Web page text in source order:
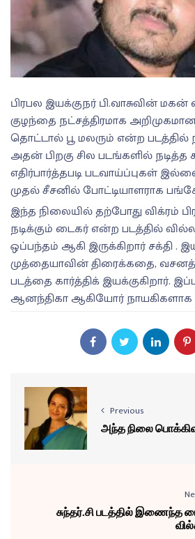
பிரபல இயக்குநர் பி.வாசுவின் மகன்
குழந்தை நட்சத்திரமாக
தொட்டால் பூ மலரும் என்ற படத்தில்
அதன் பிறகு சில படங்களில் நடித்த
எதிர்பார்த்தபடி படவாய்ப்புகள்
முதல் சீசனில் போட்டியாளராக
இந்த நிலையில் தற்போது விக்ரம்
நடிக்கும் டைகர் என்ற படத்தில்
ஒப்பந்தம் ஆகி இருக்கிறார் சக்தி .
முத்தையாவின் திரைக்கதை,
படத்தை கார்த்திக் இயக்குகிறார்.
ஆனந்திகா ஆகியோர் நாயகிகளாக
Previous
அந்த நிலை
சுந்தர்.சி படத்தில் இணைந்த